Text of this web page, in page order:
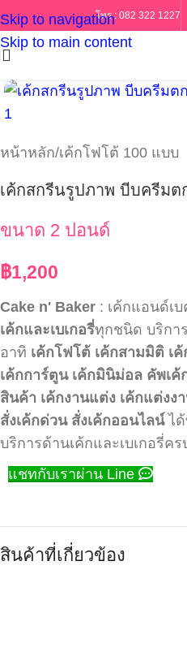
Skip to navigation
Skip to main content
โทร : 082 322 1227
หน้าหลัก/เค้กโฟโต้ 100 แบบ
เค้กสกรีนรูปภาพ บีบครีมต
ขนาด 2 ปอนด์
฿1,200
Cake n' Baker : เค้กแอนด์เบ
เค้กและเบเกอรี่ทุกชนิด บริกา
อาทิ เค้กโฟโต้ เค้กสามมิติ เ
เค้กการ์ตูน เค้กมินิม่อล คัพเค้
สินค้า เค้กงานแต่ง เค้กแต่งง
สั่งเค้กด่วน สั่งเค้กออนไลน์ได้
บริการด้านเค้กและเบเกอรี่คร
แชทกับเราผ่าน Line
สินค้าที่เกี่ยวข้อง